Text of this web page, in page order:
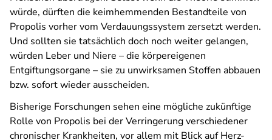
würde, dürften die keimhemmenden Bestandteile von
Propolis vorher vom Verdauungssystem zersetzt werden.
Und sollten sie tatsächlich doch noch weiter gelangen,
würden Leber und Niere – die körpereigenen
Entgiftungsorgane – sie zu unwirksamen Stoffen abbauen
bzw. sofort wieder ausscheiden.
Bisherige Forschungen sehen eine mögliche zukünftige
Rolle von Propolis bei der Verringerung verschiedener
chronischer Krankheiten, vor allem mit Blick auf Herz-